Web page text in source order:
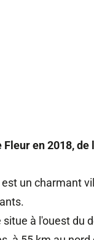
en 2018, de
un charmant
à l'ouest du